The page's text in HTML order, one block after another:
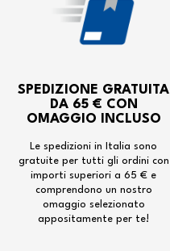
SPEDIZIONE GRATUITA
DA 65 € CON
OMAGGIO INCLUSO
Le spedizioni in Italia sono
gratuite per tutti gli ordini con
importi superiori a 65 € e
comprendono un nostro
omaggio selezionato
appositamente per te!